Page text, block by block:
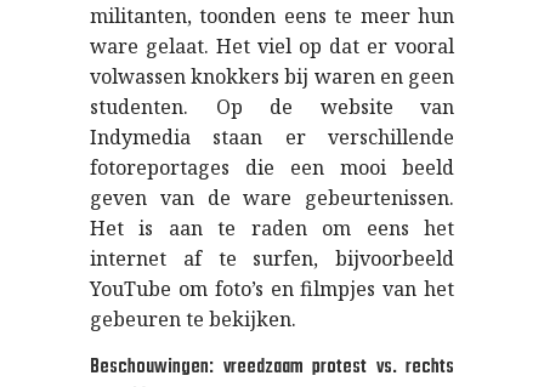
militanten, toonden eens te meer hun
ware gelaat. Het viel op dat er vooral
volwassen knokkers bij waren en geen
studenten. Op de website van
Indymedia staan er verschillende
fotoreportages die een mooi beeld
geven van de ware gebeurtenissen.
Het is aan te raden om eens het
internet af te surfen, bijvoorbeeld
YouTube om foto’s en filmpjes van het
gebeuren te bekijken.
Beschouwingen: vreedzaam protest vs. rechts